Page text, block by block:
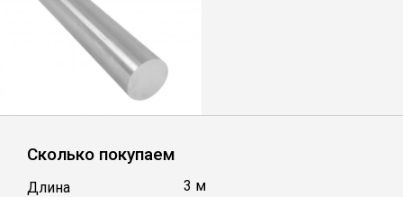
Балка
Швеллер
Сколько покупаем
Длина 3 м